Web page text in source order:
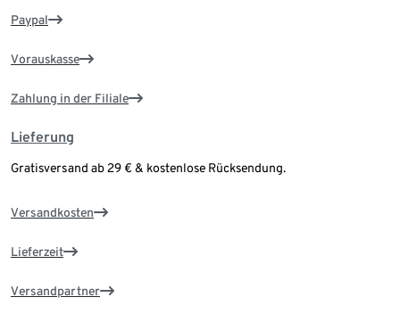
Paypal
Vorauskasse
Zahlung in der Filiale
Lieferung
Gratisversand ab 29 € & kostenlose Rücksendung.
Versandkosten
Lieferzeit
Versandpartner